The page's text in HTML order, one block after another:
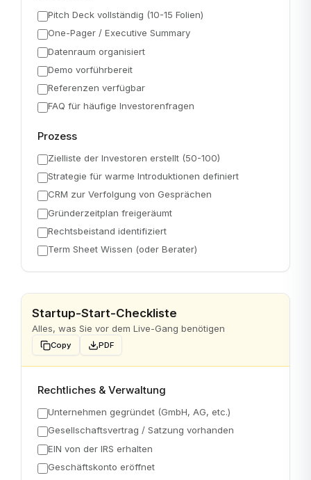
Pitch Deck vollständig (10-15 Folien)
One-Pager / Executive Summary
Datenraum organisiert
Demo vorführbereit
Referenzen verfügbar
FAQ für häufige Investorenfragen
Prozess
Zielliste der Investoren erstellt (50-100)
Strategie für warme Introduktionen definiert
CRM zur Verfolgung von Gesprächen
Gründerzeitplan freigeräumt
Rechtsbeistand identifiziert
Term Sheet Wissen (oder Berater)
Startup-Start-Checkliste
Alles, was Sie vor dem Live-Gang benötigen
Copy PDF
Rechtliches & Verwaltung
Unternehmen gegründet (GmbH, AG, etc.)
Gesellschaftsvertrag / Satzung vorhanden
EIN von der IRS erhalten
Geschäftskonto eröffnet